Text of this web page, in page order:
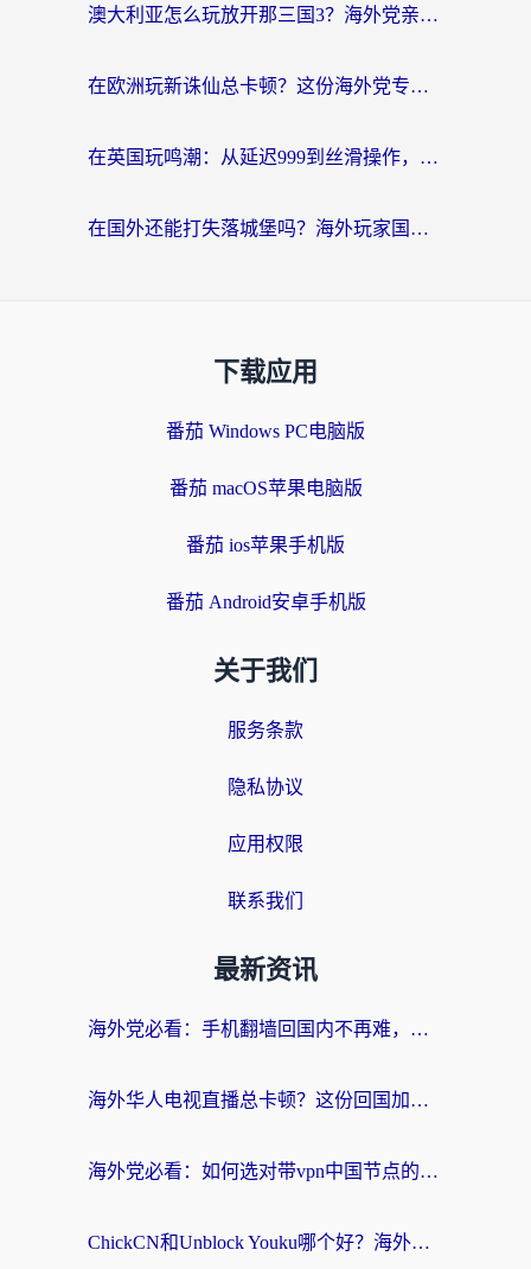
澳大利亚怎么玩放开那三国3？海外党亲测有效的国服游戏加速指南
在欧洲玩新诛仙总卡顿？这份海外党专属加速器指南帮你解决延迟难题
在英国玩鸣潮：从延迟999到丝滑操作，我是怎么做到的？
在国外还能打失落城堡吗？海外玩家国服游戏加速终极指南（附北美玩online加速器下载技巧）
下载应用
番茄 Windows PC电脑版
番茄 macOS苹果电脑版
番茄 ios苹果手机版
番茄 Android安卓手机版
关于我们
服务条款
隐私协议
应用权限
联系我们
最新资讯
海外党必看：手机翻墙回国内不再难，一篇搞定无缝访问国内资源指南
海外华人电视直播总卡顿？这份回国加速器选择指南帮你无缝看国内资源
海外党必看：如何选对带vpn中国节点的加速器？无缝访问国内资源全攻略
ChickCN和Unblock Youku哪个好？海外党亲测4款热门回国加速器，附避坑指南